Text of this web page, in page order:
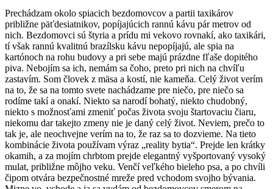
Prechádzam okolo spiacich bezdomovcov a partii taxikárov
približne päťdesiatnikov, popíjajúcich rannú kávu pár metrov od
nich. Bezdomovci sú štyria a prídu mi vekovo rovnakí, ako taxikári,
tí však rannú kvalitnú brazílsku kávu nepopíjajú, ale spia na
kartónoch na rohu budovy a pri sebe majú prázdne fľaše dopitého
piva. Nebojím sa ich, nemám sa čoho, preto pri nich na chvíľu
zastavím. Som človek z mäsa a kostí, nie kameňa. Celý život verím
na to, že sa na tomto svete nachádzame pre niečo, pre niečo sa
rodíme takí a onakí. Niekto sa narodí bohatý, niekto chudobný,
niekto s možnosťami zmeniť počas života svoju štartovaciu čiaru,
niekomu dar takejto zmeny nie je daný celý život. Neviem, prečo to
tak je, ale neochvejne verím na to, že raz sa to dozvieme. Na tieto
kombinácie života používam výraz „reality bytia“. Prejde len krátky
okamih, a za mojím chrbtom prejde elegantný vyšportovaný vysoký
mulat, približne môjho veku. Venčí veľkého bieleho psa, a po chvíli
čipom otvára bezpečnostné mreže pred vchodom svojho bývania.